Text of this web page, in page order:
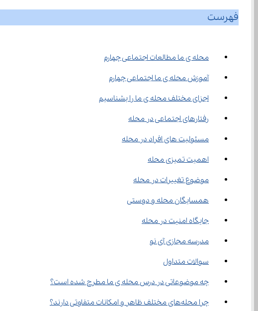
فهرست
محله ی ما مطالعات اجتماعی چهارم
آموزش محله‌ ی ما اجتماعی چهارم
اجزای مختلف محله ی ما را بشناسیم
رفتارهای اجتماعی در محله
مسئولیت ‌های افراد در محله
اهمیت تمیزی محله
موضوع تغییرات در محله
همسایگان محله و دوستی
جایگاه امنیت در محله
مدرسه مجازی آی نو
سوالات متداول
چه موضوعاتی در درس محله‌ ی ما مطرح شده است؟
چرا محله‌های مختلف ظاهر و امکانات متفاوتی دارند؟